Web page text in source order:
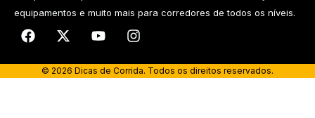
equipamentos e muito mais para corredores de todos os níveis.​
© 2026 Dicas de Corrida. Todos os direitos reservados.